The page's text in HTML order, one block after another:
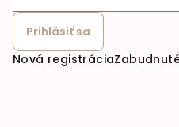
Prihlásiť sa
Nová registrácia